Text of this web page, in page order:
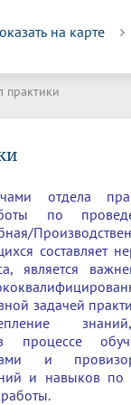
на карте
практики
отдела
по
составляет
является
задачей
процессе
и
и навыков по